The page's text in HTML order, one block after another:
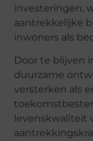
investeringen,
aantrekkelijke
inwoners als
Door te blijven
duurzame
versterken als
levenskwaliteit